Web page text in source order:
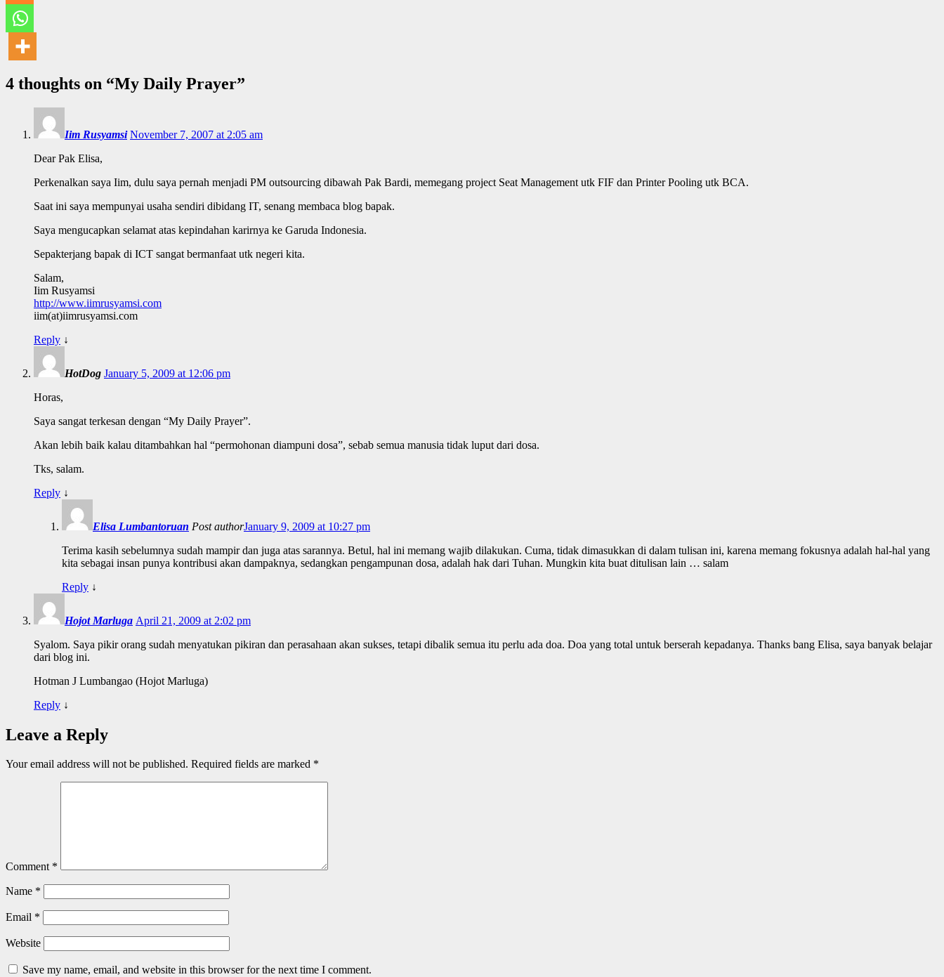
4 thoughts on “My Daily Prayer”
Iim Rusyamsi November 7, 2007 at 2:05 am
Dear Pak Elisa,
Perkenalkan saya Iim, dulu saya pernah menjadi PM outsourcing dibawah Pak Bardi, memegang project Seat Management utk FIF dan Printer Pooling utk BCA.
Saat ini saya mempunyai usaha sendiri dibidang IT, senang membaca blog bapak.
Saya mengucapkan selamat atas kepindahan karirnya ke Garuda Indonesia.
Sepakterjang bapak di ICT sangat bermanfaat utk negeri kita.
Salam,
Iim Rusyamsi
http://www.iimrusyamsi.com
iim(at)iimrusyamsi.com
Reply ↓
HotDog January 5, 2009 at 12:06 pm
Horas,
Saya sangat terkesan dengan “My Daily Prayer”.
Akan lebih baik kalau ditambahkan hal “permohonan diampuni dosa”, sebab semua manusia tidak luput dari dosa.
Tks, salam.
Reply ↓
Elisa Lumbantoruan Post authorJanuary 9, 2009 at 10:27 pm
Terima kasih sebelumnya sudah mampir dan juga atas sarannya. Betul, hal ini memang wajib dilakukan. Cuma, tidak dimasukkan di dalam tulisan ini, karena memang fokusnya adalah hal-hal yang
kita sebagai insan punya kontribusi akan dampaknya, sedangkan pengampunan dosa, adalah hak dari Tuhan. Mungkin kita buat ditulisan lain … salam
Reply ↓
Hojot Marluga April 21, 2009 at 2:02 pm
Syalom. Saya pikir orang sudah menyatukan pikiran dan perasahaan akan sukses, tetapi dibalik semua itu perlu ada doa. Doa yang total untuk berserah kepadanya. Thanks bang Elisa, saya banyak belajar
dari blog ini.
Hotman J Lumbangao (Hojot Marluga)
Reply ↓
Leave a Reply
Your email address will not be published. Required fields are marked *
Comment *
Name *
Email *
Website
Save my name, email, and website in this browser for the next time I comment.